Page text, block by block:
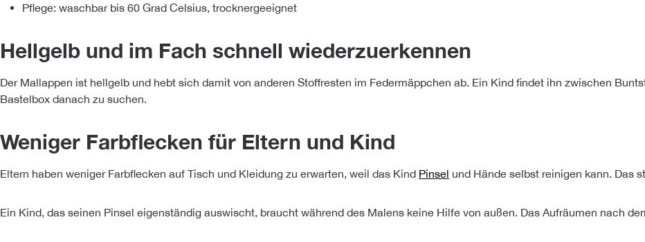
Pflege: waschbar bis 60 Grad Celsius, trocknergeeignet
Hellgelb und im Fach schnell wiederzuerkennen
Der Mallappen ist hellgelb und hebt sich damit von anderen Stoffresten im Federmäppchen ab. Ein Kind findet ihn zwischen
Bastelbox danach zu suchen.
Weniger Farbflecken für Eltern und Kind
Eltern haben weniger Farbflecken auf Tisch und Kleidung zu erwarten, weil das Kind Pinsel und Hände selbst reinigen kann. Das
Ein Kind, das seinen Pinsel eigenständig auswischt, braucht während des Malens keine Hilfe von außen. Das Aufräumen nach